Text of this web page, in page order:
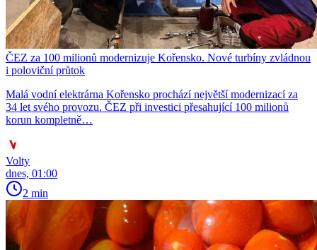
ČEZ za 100 milionů modernizuje Kořensko. Nové turbíny zvládnou
i poloviční průtok
Malá vodní elektrárna Kořensko prochází největší modernizací za
34 let svého provozu. ČEZ při investici přesahující 100 milionů
korun kompletně…
Volty
dnes, 01:00
2 min